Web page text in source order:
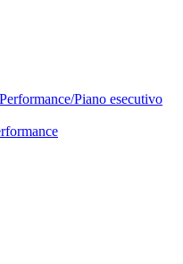
Piano esecutivo